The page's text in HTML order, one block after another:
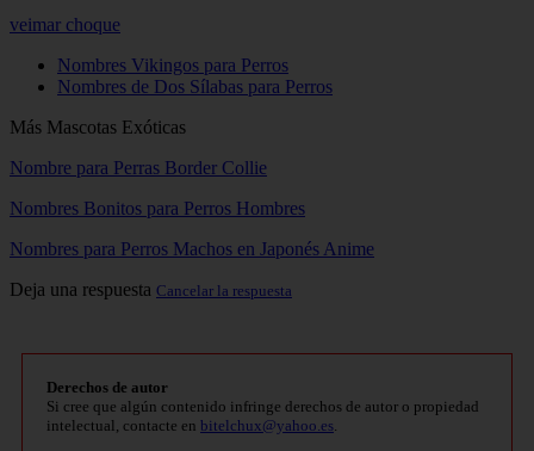
veimar choque
Nombres Vikingos para Perros
Nombres de Dos Sílabas para Perros
Más Mascotas Exóticas
Nombre para Perras Border Collie
Nombres Bonitos para Perros Hombres
Nombres para Perros Machos en Japonés Anime
Deja una respuesta Cancelar la respuesta
Derechos de autor
Si cree que algún contenido infringe derechos de autor o propiedad
intelectual, contacte en bitelchux@yahoo.es.